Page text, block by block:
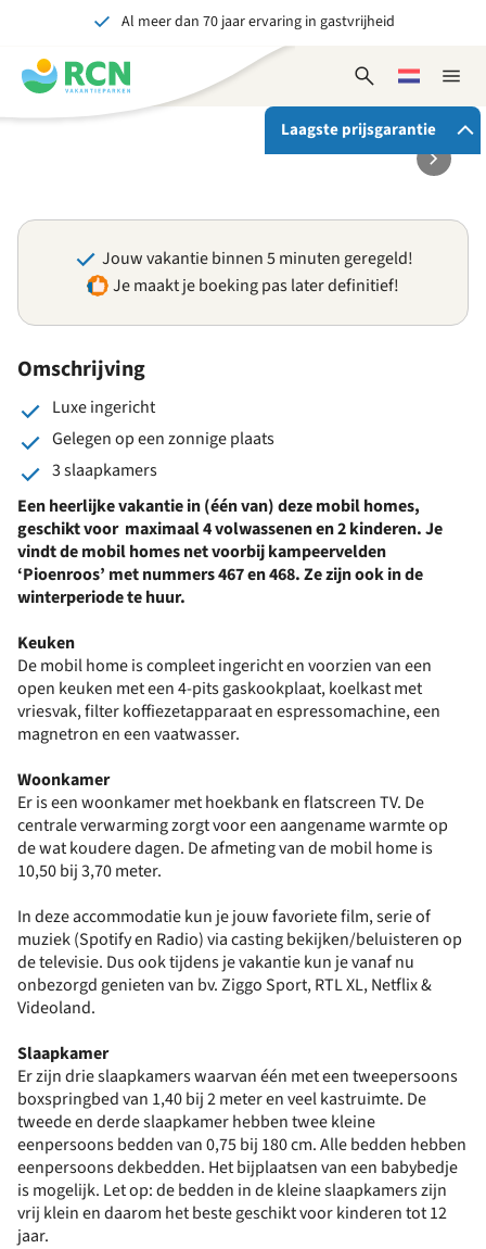
hoofdnavigatie
hoofdinhoud
beschikbaarheid
voettekstinhoud
Al meer dan 70 jaar ervaring in gastvrijheid
Onvergetelijk voor jong en oud
Sluit
Open
zoekformulier
Kies
een
taal
Laagste prijsgarantie
Als je bij RCN boekt, krijg je:
Exclusieve voordelen
Persoonlijk contact
Omschrijving
Luxe ingericht
Gelegen op een zonnige plaats
3 slaapkamers
Een heerlijke vakantie in (één van) deze mobil homes,
geschikt voor maximaal 4 volwassenen en 2 kinderen. Je
vindt de mobil homes net voorbij kampeervelden
‘Pioenroos’ met nummers 467 en 468. Ze zijn ook in de
winterperiode te huur.
Keuken
De mobil home is compleet ingericht en voorzien van een
open keuken met een 4-pits gaskookplaat, koelkast met
vriesvak, filter koffiezetapparaat en espressomachine, een
magnetron en een vaatwasser.
Woonkamer
Er is een woonkamer met hoekbank en flatscreen TV. De
centrale verwarming zorgt voor een aangename warmte op
de wat koudere dagen. De afmeting van de mobil home is
10,50 bij 3,70 meter.
In deze accommodatie kun je jouw favoriete film, serie of
muziek (Spotify en Radio) via casting bekijken/beluisteren op
de televisie. Dus ook tijdens je vakantie kun je vanaf nu
onbezorgd genieten van bv. Ziggo Sport, RTL XL, Netflix &
Videoland.
Slaapkamer
Er zijn drie slaapkamers waarvan één met een tweepersoons
boxspringbed van 1,40 bij 2 meter en veel kastruimte. De
tweede en derde slaapkamer hebben twee kleine
eenpersoons bedden van 0,75 bij 180 cm. Alle bedden hebben
eenpersoons dekbedden. Het bijplaatsen van een babybedje
is mogelijk. Let op: de bedden in de kleine slaapkamers zijn
vrij klein en daarom het beste geschikt voor kinderen tot 12
jaar.
Jouw vakantie binnen 5 minuten geregeld!
Je maakt je boeking pas later definitief!